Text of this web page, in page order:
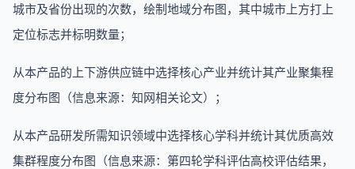
城市及省份出现的次数，绘制地域分布图，其中城市上方打上
定位标志并标明数量；
从本产品的上下游供应链中选择核心产业并统计其产业聚集程
度分布图（信息来源：知网相关论文）；
从本产品研发所需知识领域中选择核心学科并统计其优质高效
集群程度分布图（信息来源：第四轮学科评估高校评估结果，